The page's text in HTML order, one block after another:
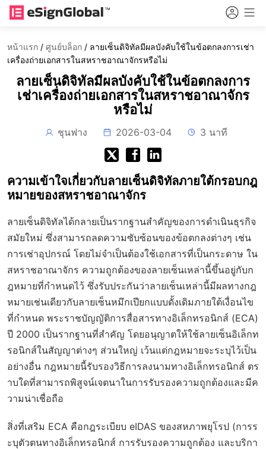
หน้าแรก / ศูนย์บล็อก / ลายเซ็นดิจิทัลมีผลบังคับใช้ในข้อตกลงการเช่า
เครื่องถ่ายเอกสารในสหราชอาณาจักรหรือไม่
ลายเซ็นดิจิทัลมีผลบังคับใช้ในข้อตกลงการ
เช่าเครื่องถ่ายเอกสารในสหราชอาณาจักร
หรือไม่
ชุนฟาง 2026-03-04 3 นาที
ความเข้าใจเกี่ยวกับลายเซ็นดิจิทัลภายใต้กรอบกฎ
หมายของสหราชอาณาจักร
ลายเซ็นดิจิทัลได้กลายเป็นรากฐานสำคัญของการดำเนินธุรกิจ
สมัยใหม่ ซึ่งสามารถลดความซับซ้อนของข้อตกลงต่างๆ เช่น
การเช่าอุปกรณ์ โดยไม่จำเป็นต้องใช้เอกสารที่เป็นกระดาษ ใน
สหราชอาณาจักร ความถูกต้องของลายเซ็นเหล่านี้ขึ้นอยู่กับก
ฎหมายที่กำหนดไว้ ซึ่งรับประกันว่าลายเซ็นเหล่านี้มีผลทางกฎ
หมายเช่นเดียวกับลายเซ็นหมึกเปียกแบบดั้งเดิมภายใต้เงื่อนไข
ที่กำหนด พระราชบัญญัติการสื่อสารทางอิเล็กทรอนิกส์ (ECA)
ปี 2000 เป็นรากฐานที่สำคัญ โดยอนุญาตให้ใช้ลายเซ็นอิเล็กท
รอนิกส์ในสัญญาต่างๆ ส่วนใหญ่ เว้นแต่กฎหมายจะระบุไว้เป็น
อย่างอื่น กฎหมายนี้รับรองวิธีการลงนามทางอิเล็กทรอนิกส์ ตร
าบใดที่สามารถพิสูจน์เจตนาในการรับรองความถูกต้องและมีค
วามน่าเชื่อถือ
สิ่งที่เสริม ECA คือกฎระเบียบ eIDAS ของสหภาพยุโรป (การร
ะบุตัวตนทางอิเล็กทรอนิกส์ การรับรองความถูกต้อง และบริกา